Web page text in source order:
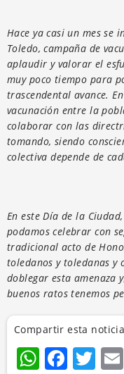
Hace ya casi un mes se
Toledo, campaña de
aplaudir y valorar el
muy poco tiempo para
trascendental avance.
vacunación entre la
colaborar con las
tomando, siendo
colectiva depende de
En este Día de la
podamos celebrar con
tradicional acto de
toledanos y toledanas y
doblegar esta amenaza
buenos ratos tenemos
Compartir esta